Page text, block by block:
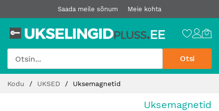
Saada meile sõnum Meie kohta
Otsi
sisu
Kodu UKSED Uksemagnetid
Uksemagnetid